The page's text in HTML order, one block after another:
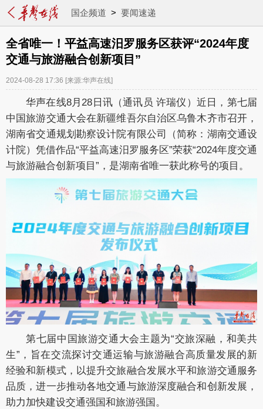
国企频道 > 要闻速递
全省唯一！平益高速汨罗服务区获评“2024年度
交通与旅游融合创新项目”
2024-08-28 17:36 [来源:华声在线]
华声在线8月28日讯（通讯员 许瑞仪）近日，第七届
中国旅游交通大会在新疆维吾尔自治区乌鲁木齐市召开，
湖南省交通规划勘察设计院有限公司（简称：湖南交通设
计院）凭借作品“平益高速汨罗服务区”荣获“2024年度交通
与旅游融合创新项目”，是湖南省唯一获此称号的项目。
第七届中国旅游交通大会主题为“交旅深融，和美共
生”，旨在交流探讨交通运输与旅游融合高质量发展的新
经验和新模式，以提升交旅融合发展水平和旅游交通服务
品质，进一步推动各地交通与旅游深度融合和创新发展，
助力加快建设交通强国和旅游强国。